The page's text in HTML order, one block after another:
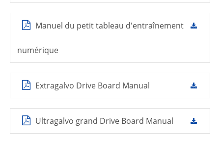
Manuel du petit tableau d'entraînement
numérique
Extragalvo Drive Board Manual
Ultragalvo grand Drive Board Manual